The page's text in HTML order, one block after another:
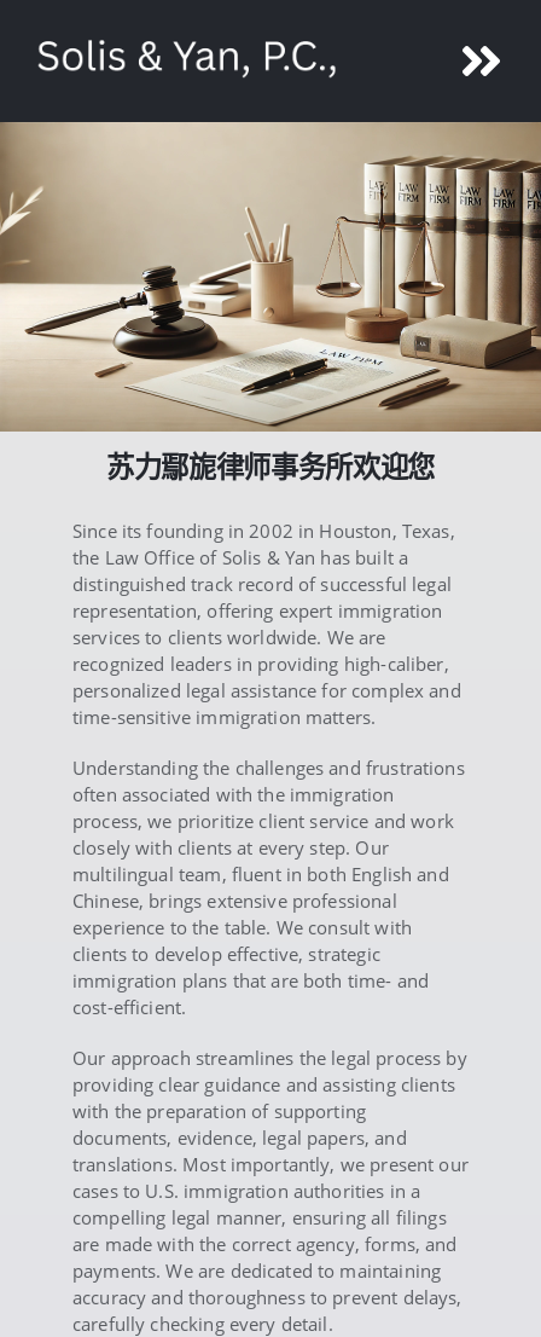
团队
苏力鄢旎律师事务所欢迎您
Since its founding in 2002 in Houston, Texas,
the Law Office of Solis & Yan has built a
distinguished track record of successful legal
representation, offering expert immigration
services to clients worldwide. We are
recognized leaders in providing high-caliber,
personalized legal assistance for complex and
time-sensitive immigration matters.
Understanding the challenges and frustrations
often associated with the immigration
process, we prioritize client service and work
closely with clients at every step. Our
multilingual team, fluent in both English and
Chinese, brings extensive professional
experience to the table. We consult with
clients to develop effective, strategic
immigration plans that are both time- and
cost-efficient.
Our approach streamlines the legal process by
providing clear guidance and assisting clients
with the preparation of supporting
documents, evidence, legal papers, and
translations. Most importantly, we present our
cases to U.S. immigration authorities in a
compelling legal manner, ensuring all filings
are made with the correct agency, forms, and
payments. We are dedicated to maintaining
accuracy and thoroughness to prevent delays,
carefully checking every detail.